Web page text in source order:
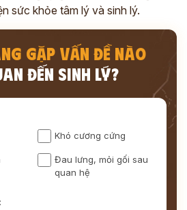
sức khỏe tâm lý và sinh lý.
GẶP VẤN ĐỀ NÀO
ĐẾN SINH LÝ?
Khó cương cứng
Đau lưng, mỏi gối sau
quan hệ